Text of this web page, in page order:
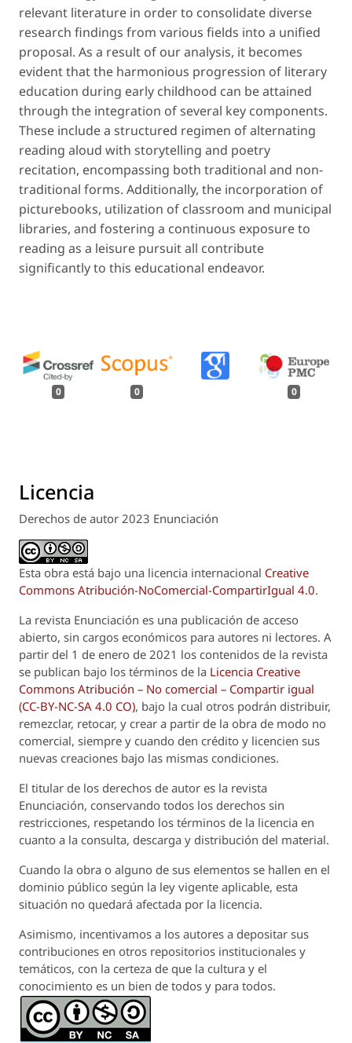
relevant literature in order to consolidate diverse
research findings from various fields into a unified
proposal. As a result of our analysis, it becomes
evident that the harmonious progression of literary
education during early childhood can be attained
through the integration of several key components.
These include a structured regimen of alternating
reading aloud with storytelling and poetry
recitation, encompassing both traditional and non-
traditional forms. Additionally, the incorporation of
picturebooks, utilization of classroom and municipal
libraries, and fostering a continuous exposure to
reading as a leisure pursuit all contribute
significantly to this educational endeavor.
0 0 0
Licencia
Derechos de autor 2023 Enunciación
Esta obra está bajo una licencia internacional Creative
Commons Atribución-NoComercial-CompartirIgual 4.0.
La revista Enunciación es una publicación de acceso
abierto, sin cargos económicos para autores ni lectores. A
partir del 1 de enero de 2021 los contenidos de la revista
se publican bajo los términos de la Licencia Creative
Commons Atribución – No comercial – Compartir igual
(CC-BY-NC-SA 4.0 CO), bajo la cual otros podrán distribuir,
remezclar, retocar, y crear a partir de la obra de modo no
comercial, siempre y cuando den crédito y licencien sus
nuevas creaciones bajo las mismas condiciones.
El titular de los derechos de autor es la revista
Enunciación, conservando todos los derechos sin
restricciones, respetando los términos de la licencia en
cuanto a la consulta, descarga y distribución del material.
Cuando la obra o alguno de sus elementos se hallen en el
dominio público según la ley vigente aplicable, esta
situación no quedará afectada por la licencia.
Asimismo, incentivamos a los autores a depositar sus
contribuciones en otros repositorios institucionales y
temáticos, con la certeza de que la cultura y el
conocimiento es un bien de todos y para todos.